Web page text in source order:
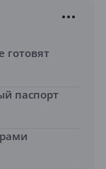
готовят
паспорт